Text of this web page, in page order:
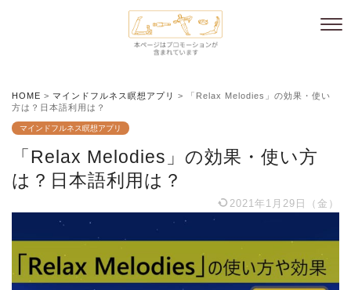
HOME > マインドフルネス瞑想アプリ >
「Relax Melodies」の効果・使い
方は？日本語利用は？
マインドフルネス瞑想アプリ
「Relax Melodies」の効果・使い方
は？日本語利用は？
2021年1月29日（金）